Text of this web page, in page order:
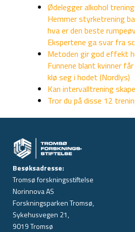
Ødelegger alkohol
Hemmer styrketrening
hva er den beste
Ekspertene ga svar fra
Metoden gir god effekt
Funnene blant kvinner
klø seg i hodet (Nordlys)
Kan intervalltrening
Tror du på disse 12
Besøksadresse:
Tromsø forskningsstiftelse
Norinnova AS
Forskningsparken Tromsø,
Sykehusvegen 21,
9019 Tromsø